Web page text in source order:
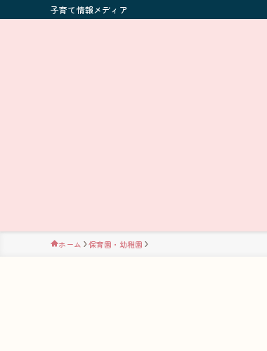
子育て情報メディア
ホーム 保育園・幼稚園